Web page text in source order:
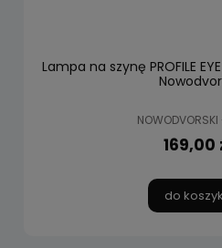
Lampa na szynę PROFILE
169,00
do